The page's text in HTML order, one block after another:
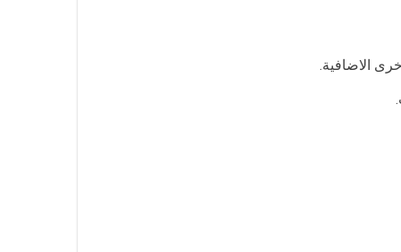
الاضافية.